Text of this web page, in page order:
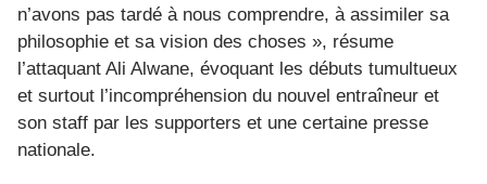
n’avons pas tardé à nous comprendre, à assimiler sa
philosophie et sa vision des choses », résume
l’attaquant Ali Alwane, évoquant les débuts tumultueux
et surtout l’incompréhension du nouvel entraîneur et
son staff par les supporters et une certaine presse
nationale.